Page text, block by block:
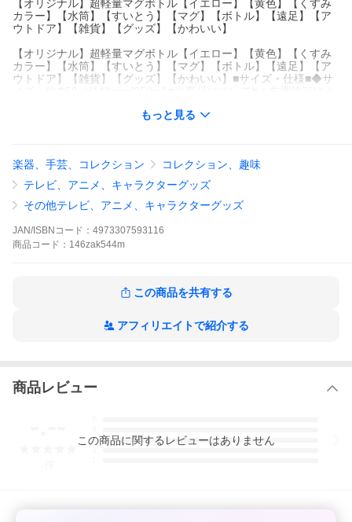
【オリジナル】超軽量マグボトル【イエロー】【黄色】【くすみ
カラー】【水筒】【すいとう】【マグ】【ボトル】【遠足】【ア
ウトドア】【雑貨】【グッズ】【かわいい】
【オリジナル】超軽量マグボトル【イエロー】【黄色】【くすみ
カラー】【水筒】【すいとう】【マグ】【ボトル】【遠足】【ア
ウトドア】【雑貨】【グッズ】【かわいい】■サイズ・仕様■◆サ
すようお願いいたします。
ウトドア】【雑貨】【グッズ】【かわいい】■サイズ・仕様■◆サ
イズ：約Φ58×H143mm(250ml)■当商品について■＊在庫状況によ
り入荷待ち・欠品になる場合がございます。予めご了承下さいま
すようお願いいたします。
カラー】【水筒】【すいとう】【マグ】【ボトル】【遠足】【ア
ウトドア】【雑貨】【グッズ】【かわいい】■サイズ・仕様■◆サ
もっと見る
楽器、手芸、コレクション
コレクション、趣味
テレビ、アニメ、キャラクターグッズ
その他テレビ、アニメ、キャラクターグッズ
JAN/ISBNコード： 4973307593116
商品 コード： 146zak544m
この商品を共有する
アフィリエイトで紹介する
商品レビュー
3
この商品に関するレビューはありません